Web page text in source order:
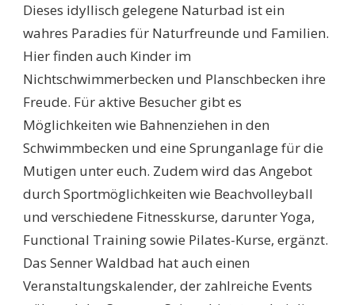
Dieses idyllisch gelegene Naturbad ist ein
wahres Paradies für Naturfreunde und Familien.
Hier finden auch Kinder im
Nichtschwimmerbecken und Planschbecken ihre
Freude. Für aktive Besucher gibt es
Möglichkeiten wie Bahnenziehen in den
Schwimmbecken und eine Sprunganlage für die
Mutigen unter euch. Zudem wird das Angebot
durch Sportmöglichkeiten wie Beachvolleyball
und verschiedene Fitnesskurse, darunter Yoga,
Functional Training sowie Pilates-Kurse, ergänzt.
Das Senner Waldbad hat auch einen
Veranstaltungskalender, der zahlreiche Events